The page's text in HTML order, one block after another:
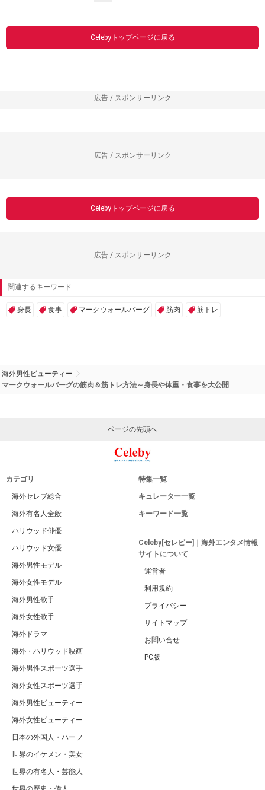
Celebyトップページに戻る
広告 / スポンサーリンク
広告 / スポンサーリンク
Celebyトップページに戻る
広告 / スポンサーリンク
関連するキーワード
身長 食事 マークウォールバーグ 筋肉 筋トレ
海外男性ビューティー
マークウォールバーグの筋肉＆筋トレ方法～身長や体重・食事を大公開
ページの先頭へ
カテゴリ
海外セレブ総合
海外有名人全般
ハリウッド俳優
ハリウッド女優
海外男性モデル
海外女性モデル
海外男性歌手
海外女性歌手
海外ドラマ
海外・ハリウッド映画
海外男性スポーツ選手
海外女性スポーツ選手
海外男性ビューティー
海外女性ビューティー
日本の外国人・ハーフ
世界のイケメン・美女
世界の有名人・芸能人
特集一覧
キュレーター一覧
キーワード一覧
Celeby[セレビー]｜海外エンタメ情報
サイトについて
運営者
利用規約
プライバシー
サイトマップ
お問い合せ
PC版